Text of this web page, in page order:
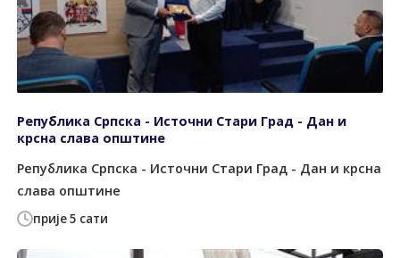
прије 5 сати
Република Српска - Источни Стари Град - Дан и
крсна слава општине
Република Српска - Источни Стари Град - Дан и крсна
слава општине